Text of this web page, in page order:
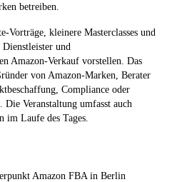
betreiben.
kleinere Masterclasses und
und
Amazon-Verkauf vorstellen. Das
von Amazon-Marken, Berater
Compliance oder
Veranstaltung umfasst auch
Laufe des Tages.
Amazon FBA in Berlin